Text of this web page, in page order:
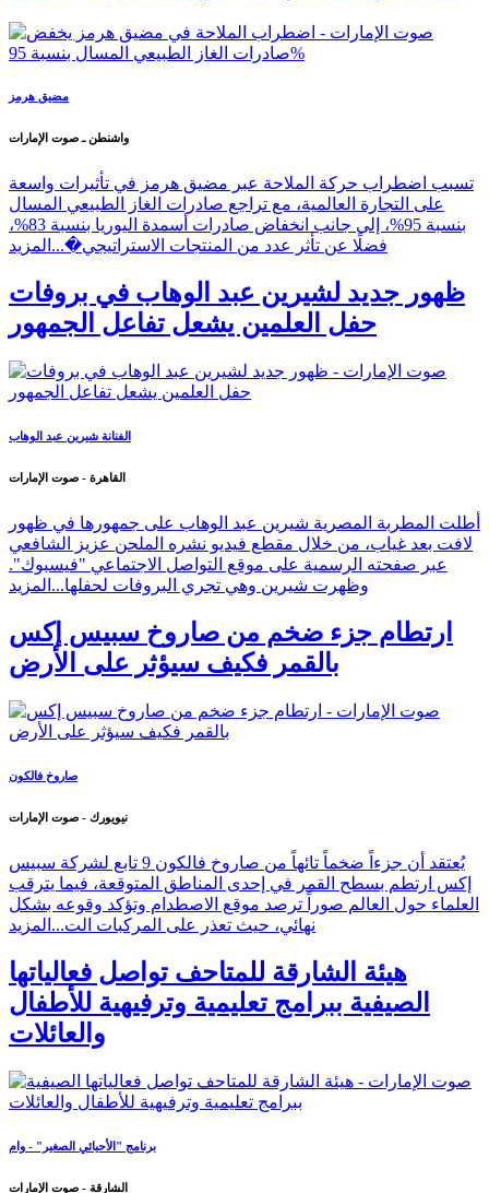
مضيق هرمز
واشنطن ـ صوت الإمارات
تسبب اضطراب حركة الملاحة عبر مضيق هرمز في تأثيرات واسعة
على التجارة العالمية، مع تراجع صادرات الغاز الطبيعي المسال
بنسبة 95%، إلى جانب انخفاض صادرات أسمدة اليوريا بنسبة 83%،
فضلًا عن تأثر عدد من المنتجات الاستراتيجي�... المزيد
ظهور جديد لشيرين عبد الوهاب في بروفات
حفل العلمين يشعل تفاعل الجمهور
الفنانة شيرين عبد الوهاب
القاهرة - صوت الإمارات
أطلت المطربة المصرية شيرين عبد الوهاب على جمهورها في ظهور
لافت بعد غياب، من خلال مقطع فيديو نشره الملحن عزيز الشافعي
عبر صفحته الرسمية على موقع التواصل الاجتماعي "فيسبوك".
وظهرت شيرين وهي تجري البروفات لحفلها... المزيد
ارتطام جزء ضخم من صاروخ سبيس إكس
بالقمر فكيف سيؤثر على الأرض
صاروخ فالكون
نيويورك - صوت الإمارات
يُعتقد أن جزءاً ضخماً تائهاً من صاروخ فالكون 9 تابع لشركة سبيس
إكس ارتطم بسطح القمر في إحدى المناطق المتوقعة، فيما يترقب
العلماء حول العالم صوراً ترصد موقع الاصطدام وتؤكد وقوعه بشكل
نهائي، حيث تعذر على المركبات الت... المزيد
هيئة الشارقة للمتاحف تواصل فعالياتها
الصيفية ببرامج تعليمية وترفيهية للأطفال
والعائلات
برنامج "الأحيائي الصغير" - وام
الشارقة - صوت الإمارات